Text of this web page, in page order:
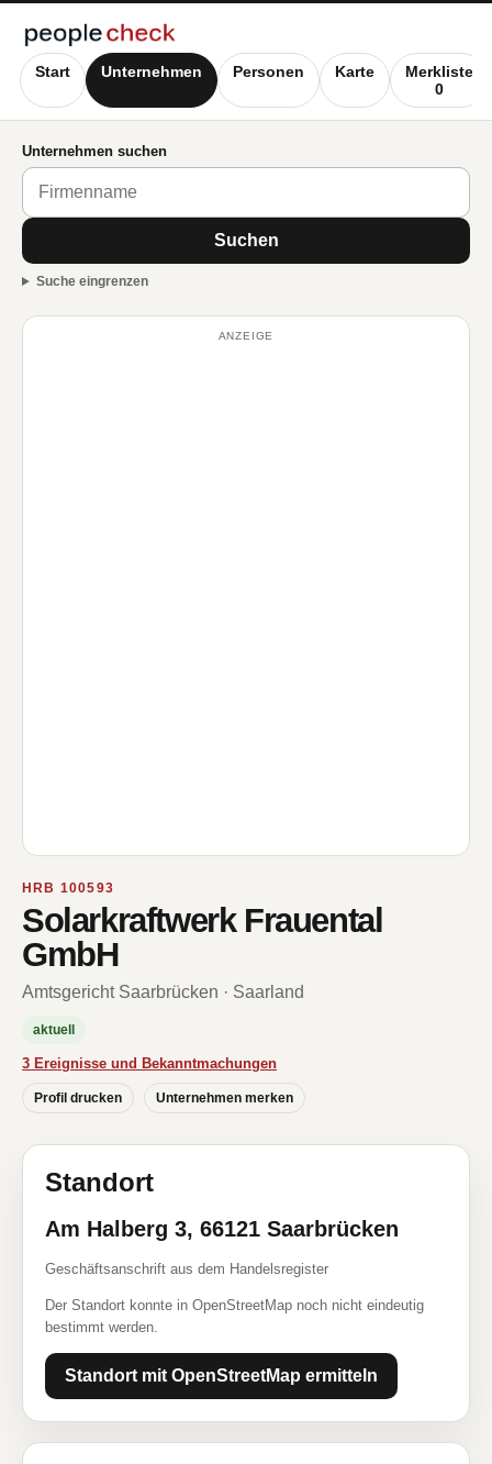
Start Unternehmen Personen Karte
Merkliste
0
Unternehmen suchen
Suchen
Suche eingrenzen
ANZEIGE
HRB 100593
Solarkraftwerk Frauental
GmbH
Amtsgericht Saarbrücken · Saarland
aktuell
3 Ereignisse und Bekanntmachungen
Profil drucken Unternehmen merken
Standort
Am Halberg 3, 66121 Saarbrücken
Geschäftsanschrift aus dem Handelsregister
Der Standort konnte in OpenStreetMap noch nicht eindeutig
bestimmt werden.
Standort mit OpenStreetMap ermitteln